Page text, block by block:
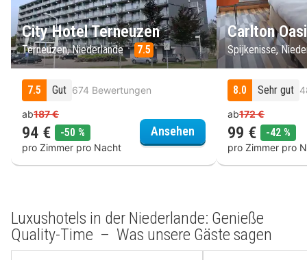
City Hotel Terneuzen
Terneuzen, Niederlande 7.5
7.5 Gut 674 Bewertungen
ab187 €
94 € -50 %
pro Zimmer pro Nacht
Ansehen City Hotel Terneuzen
Carlton
Spijkenisse,
8.0 Sehr gut
ab172 €
99 € -42 %
pro Zimmer pro
Luxushotels in der Niederlande: Genieße
Quality-Time – Was unsere Gäste sagen